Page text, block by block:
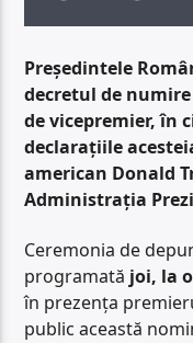
Președintele
decretul de
de vicepremier, în
declarațiile
american Donald
Administrația
Ceremonia de
programată joi, la
în prezența
public această